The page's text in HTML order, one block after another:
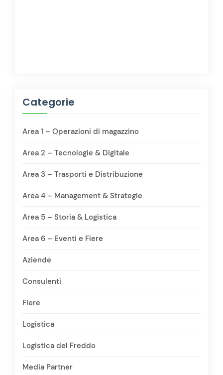
Categorie
Area 1 – Operazioni di magazzino
Area 2 – Tecnologie & Digitale
Area 3 – Trasporti e Distribuzione
Area 4 – Management & Strategie
Area 5 – Storia & Logistica
Area 6 – Eventi e Fiere
Aziende
Consulenti
Fiere
Logistica
Logistica del Freddo
Media Partner